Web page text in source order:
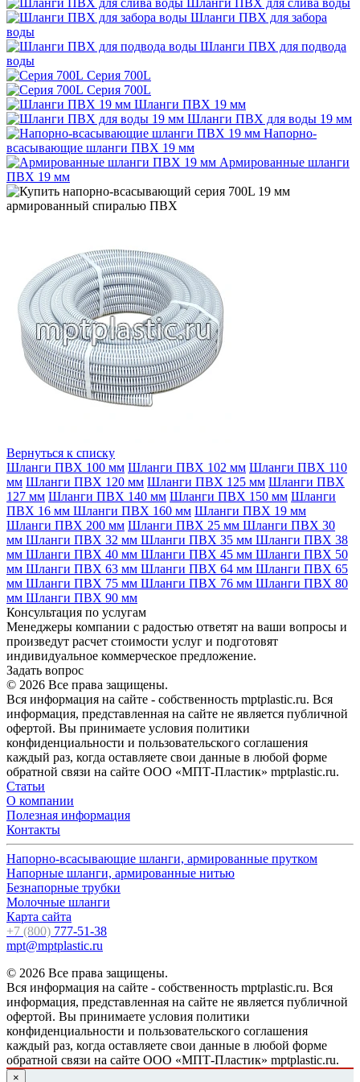
Шланги ПВХ для слива воды
Шланги ПВХ для забора
воды
Шланги ПВХ для подвода
воды
Серия 700L
Серия 700L
Шланги ПВХ 19 мм
Шланги ПВХ для воды 19 мм
Напорно-
всасывающие шланги ПВХ 19 мм
Армированные шланги
ПВХ 19 мм
Вернуться к списку
Шланги ПВХ 100 мм Шланги ПВХ 102 мм Шланги ПВХ 110
мм Шланги ПВХ 120 мм Шланги ПВХ 125 мм Шланги ПВХ
127 мм Шланги ПВХ 140 мм Шланги ПВХ 150 мм Шланги
ПВХ 16 мм Шланги ПВХ 160 мм Шланги ПВХ 19 мм
Шланги ПВХ 200 мм Шланги ПВХ 25 мм Шланги ПВХ 30
мм Шланги ПВХ 32 мм Шланги ПВХ 35 мм Шланги ПВХ 38
мм Шланги ПВХ 40 мм Шланги ПВХ 45 мм Шланги ПВХ 50
мм Шланги ПВХ 63 мм Шланги ПВХ 64 мм Шланги ПВХ 65
мм Шланги ПВХ 75 мм Шланги ПВХ 76 мм Шланги ПВХ 80
мм Шланги ПВХ 90 мм
Консультация по услугам
Менеджеры компании с радостью ответят на ваши вопросы и
произведут расчет стоимости услуг и подготовят
индивидуальное коммерческое предложение.
Задать вопрос
© 2026 Все права защищены.
Вся информация на сайте - собственность mptplastic.ru. Вся
информация, представленная на сайте не является публичной
офертой. Вы принимаете условия политики
конфиденциальности и пользовательского соглашения
каждый раз, когда оставляете свои данные в любой форме
обратной связи на сайте ООО «МПТ-Пластик» mptplastic.ru.
Статьи
О компании
Полезная информация
Контакты
Напорно-всасывающие шланги, армированные прутком
Напорные шланги, армированные нитью
Безнапорные трубки
Молочные шланги
Карта сайта
+7 (800) 777-51-38
mpt@mptplastic.ru
© 2026 Все права защищены.
Вся информация на сайте - собственность mptplastic.ru. Вся
информация, представленная на сайте не является публичной
офертой. Вы принимаете условия политики
конфиденциальности и пользовательского соглашения
каждый раз, когда оставляете свои данные в любой форме
обратной связи на сайте ООО «МПТ-Пластик» mptplastic.ru.
×